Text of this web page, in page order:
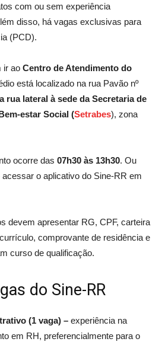
com ou sem experiência
disso, há vagas exclusivas para
(PCD).
ir ao Centro de Atendimento do
está localizado na rua Pavão nº
rua lateral à sede da Secretaria de
estar Social (Setrabes), zona
ocorre das 07h30 às 13h30. Ou
o aplicativo do Sine-RR em
devem apresentar RG, CPF, carteira
comprovante de residência e
curso de qualificação.
do Sine-RR
(1 vaga) – experiência na
em RH, preferencialmente para o